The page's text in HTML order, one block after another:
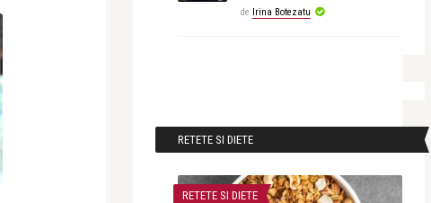
de Irina Botezatu
RETETE SI DIETE
RETETE SI DIETE